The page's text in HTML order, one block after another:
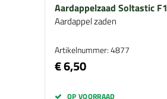
Aardappelzaad Soltastic F1
Aardappel zaden
Artikelnummer: 4877
€ 6,50
OP VOORRAAD